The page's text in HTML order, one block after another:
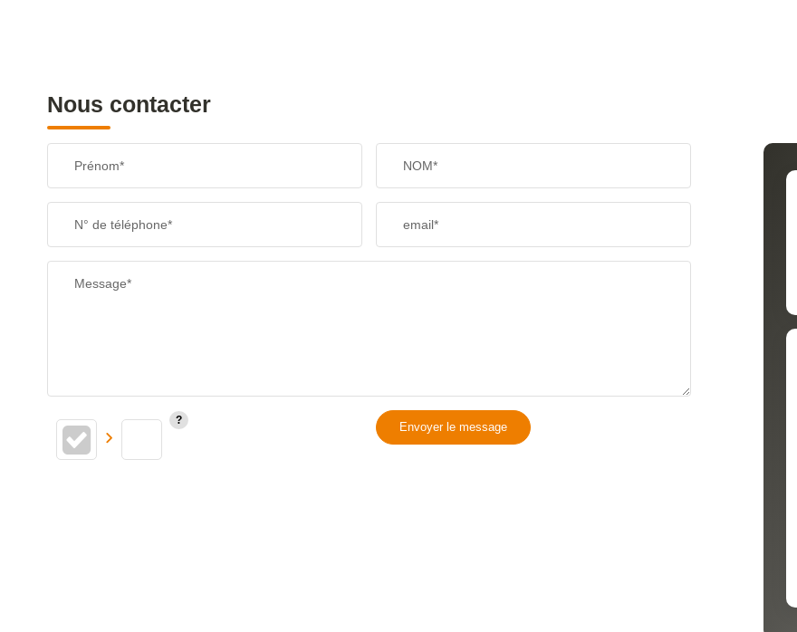
Nous contacter
Prénom* NOM*
N° de téléphone* email*
Message*
Envoyer le message